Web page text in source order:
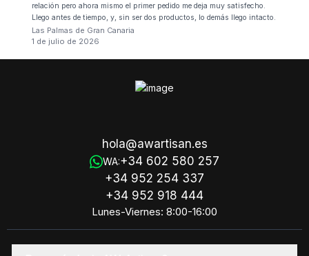
relación pero ahora mismo el primer pedido me deja muy satisfecho.
Llego antes de tiempo, y, sin ser dos productos, lo demás llego intacto.
Las Palmas de Gran Canaria
1 de julio de 2026
hola@awartisan.es
WA:+34 602 580 257
+34 952 254 337
+34 952 918 444
Lunes-Viernes: 8:00-16:00